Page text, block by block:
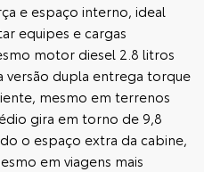
e espaço interno, ideal
equipes e cargas
motor diesel 2.8 litros
versão dupla entrega torque
mesmo em terrenos
gira em torno de 9,8
o espaço extra da cabine,
em viagens mais